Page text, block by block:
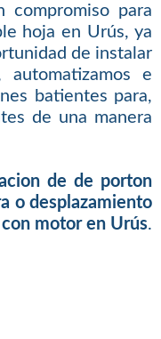
compromiso para
hoja en Urús, ya
de instalar
e
batientes para,
de una manera
de de porton
o desplazamiento
motor en Urús.